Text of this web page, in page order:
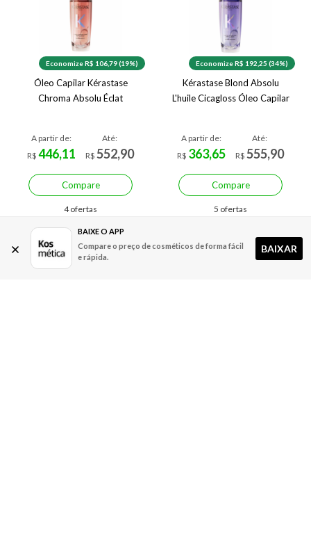
Economize R$ 106,79 (19%)
Óleo Capilar Kérastase
Chroma Absolu Éclat
A partir de:
R$ 446,11
Até:
R$552,90
Compare
4 ofertas
Economize R$ 192,25 (34%)
Kérastase Blond Absolu
L'huile Cicagloss Óleo Capilar
A partir de:
R$ 363,65
Até:
R$555,90
Compare
5 ofertas
BAIXE O APP
Compare o preço de cosméticos de forma fácil
e rápida.
BAIXAR